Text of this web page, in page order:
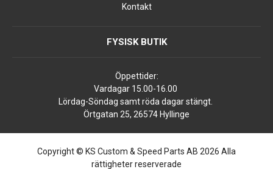
Kontakt
FYSISK BUTIK
Öppettider:
Vardagar 15.00-16.00
Lördag-Söndag samt röda dagar stängt.
Örtgatan 25, 26574 Hyllinge
Copyright © KS Custom & Speed Parts AB 2026 Alla
rättigheter reserverade